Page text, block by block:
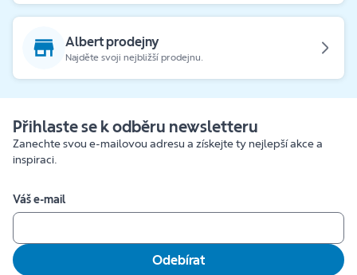
Albert prodejny
Najděte svoji nejbližší prodejnu.
Přihlaste se k odběru newsletteru
Zanechte svou e-mailovou adresu a získejte ty nejlepší akce a
inspiraci.
Váš e-mail
Odebírat